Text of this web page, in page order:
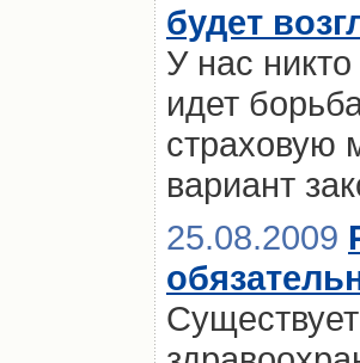
будет
У нас
идет
страховую
вариант
25.08.2009